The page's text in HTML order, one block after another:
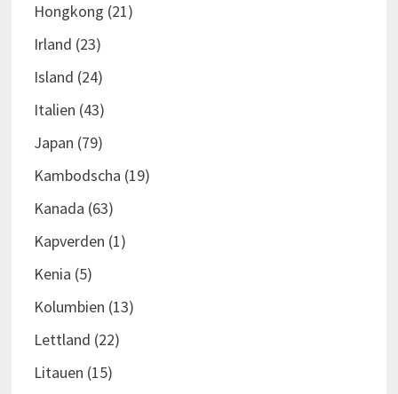
Hongkong (21)
Irland (23)
Island (24)
Italien (43)
Japan (79)
Kambodscha (19)
Kanada (63)
Kapverden (1)
Kenia (5)
Kolumbien (13)
Lettland (22)
Litauen (15)